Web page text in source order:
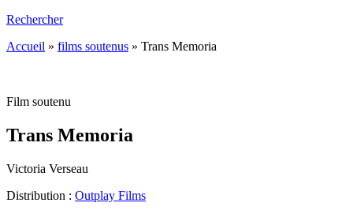
Rechercher
Accueil » films soutenus » Trans Memoria
Film soutenu
Trans Memoria
Victoria Verseau
Distribution : Outplay Films